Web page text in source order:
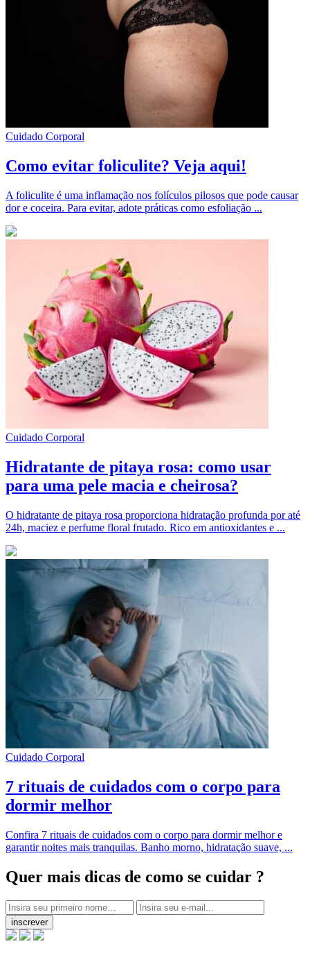
Cuidado Corporal
Como evitar foliculite? Veja aqui!
A foliculite é uma inflamação nos folículos pilosos que pode causar
dor e coceira. Para evitar, adote práticas como esfoliação ...
Cuidado Corporal
Hidratante de pitaya rosa: como usar
para uma pele macia e cheirosa?
O hidratante de pitaya rosa proporciona hidratação profunda por até
24h, maciez e perfume floral frutado. Rico em antioxidantes e ...
Cuidado Corporal
7 rituais de cuidados com o corpo para
dormir melhor
Confira 7 rituais de cuidados com o corpo para dormir melhor e
garantir noites mais tranquilas. Banho morno, hidratação suave, ...
Quer mais dicas de como se cuidar ?
inscrever